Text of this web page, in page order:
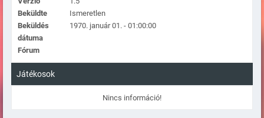
Beküldte
Ismeretlen
Beküldés
dátuma
1970. január 01. - 01:00:00
Fórum
Játékosok
Nincs információ!